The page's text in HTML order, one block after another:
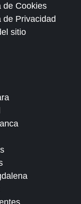
de Cookies
de Privacidad
sitio